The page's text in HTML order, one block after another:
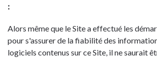
:
Alors même que le Site a effectué les
pour s'assurer de la fiabilité des
logiciels contenus sur ce Site, il ne saurait